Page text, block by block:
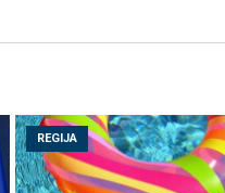
REGIJA